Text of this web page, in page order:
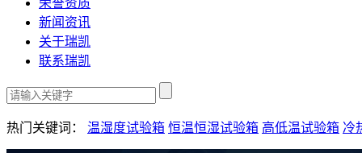
新闻资讯
关于瑞凯
联系瑞凯
热门关键词： 温湿度试验箱 恒温恒湿试验箱 高低温试验箱 冷